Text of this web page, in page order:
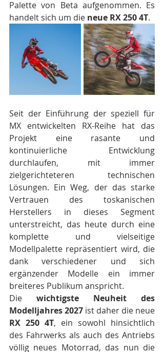
Palette von Beta aufgenommen. Es
handelt sich um die neue RX 250 4T.
Seit der Einführung der speziell für
MX entwickelten RX-Reihe hat das
Projekt eine rasante und
kontinuierliche Entwicklung
durchlaufen, mit immer
zielgerichteteren technischen
Lösungen. Ein Weg, der das starke
Vertrauen des toskanischen
Herstellers in dieses Segment
unterstreicht, das heute durch eine
komplette und vielseitige
Modellpalette repräsentiert wird, die
dank verschiedener und sich
ergänzender Modelle ein immer
breiteres Publikum anspricht.
Die wichtigste Neuheit des
Modelljahres 2027
RX 250 4T, ein sowohl hinsichtlich
des Fahrwerks als auch des Antriebs
völlig neues Motorrad, das nun die